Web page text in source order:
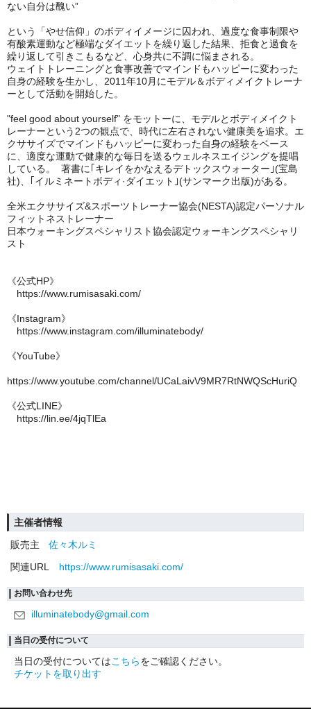
ない自分は醜い”
という「やせ信仰」のボディイメージに囚われ、過度な食事制限や
有酸素運動など極端なダイエットを繰り返した結果、拒食と過食を
繰り返して引きこもるなど、心身共に不調に悩まされる。
ウェイトトレーニングと食事改善でマインドもハッピーに変わった
自身の経験を生かし、2011年10月にモデル＆ボディメイクトレーナ
ーとして活動を開始した。
"feel good about yourself" をモットーに、モデルとボディメイクト
レーナーという2つの観点で、時代に左右されない健康美を追求。エ
クササイズでマインドもハッピーに変わった自身の経験をベース
に、適度な運動で健康的な毎日を送るウェルネスエイジングを提唱
している。 著書に｢キレイをかなえるデトックスウォーター｣(宝島
社)、｢イルミネートボディ·ダイエット｣(サンマーク出版)がある。
全米エクササイズ&スポーツトレーナー協会(NESTA)認定パーソナル
フィットネストレーナー
日本ウォーキングスペシャリスト協会認定ウォーキングスペシャリ
スト︎
《公式HP》
https://www.rumisasaki.com/
《Instagram》
https://www.instagram.com/illuminatebody/
《YouTube》
https://www.youtube.com/channel/UCaLaivV9MR7RtNWQScHuriQ
《公式LINE》
https://lin.ee/4jqTlEa
主催者情報
販売主
佐々木ルミ
関連URL
https://www.rumisasaki.com/
お問い合わせ先
illuminatebody@gmail.com
当日の受付について
当日の受付についてはこちらをご確認ください。
チケットを取り出す